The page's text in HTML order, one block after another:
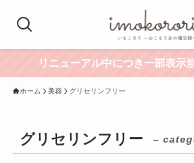
リニューアル中につき一部表示
ホーム 美容 グリセリンフリー
グリセリンフリー –